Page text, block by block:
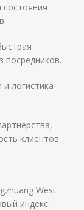
состояния
посредников.
логистика
клиентов.
West
индекс: